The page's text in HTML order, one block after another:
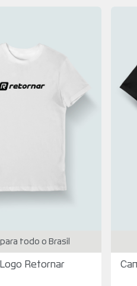
todo o Brasil
Retornar